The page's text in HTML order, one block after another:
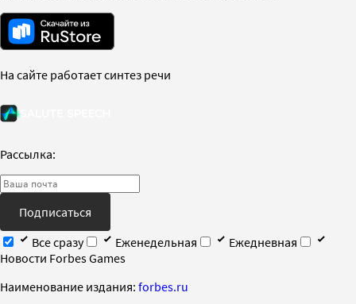
На сайте работает синтез речи
Рассылка:
Подписаться
Все сразу
Еженедельная
Ежедневная
Новости Forbes Games
Наименование издания: forbes.ru